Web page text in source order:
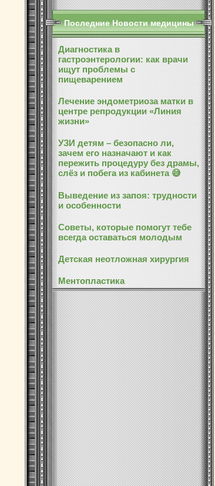
Последние Новости медицины
Диагностика в
гастроэнтерологии: как врачи
ищут проблемы с
пищеварением
Лечение эндометриоза матки в
центре репродукции «Линия
жизни»
УЗИ детям – безопасно ли,
зачем его назначают и как
пережить процедуру без драмы,
слёз и побега из кабинета 😅
Выведение из запоя: трудности
и особенности
Советы, которые помогут тебе
всегда оставаться молодым
Детская неотложная хирургия
Ментопластика